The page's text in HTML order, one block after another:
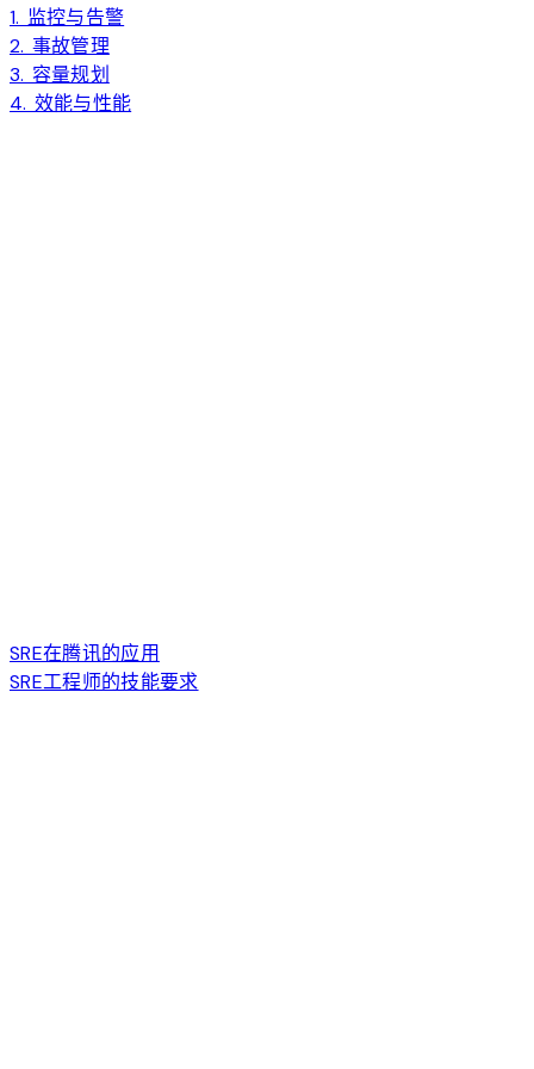
1. 监控与告警
2. 事故管理
3. 容量规划
4. 效能与性能
SRE在腾讯的应用
SRE工程师的技能要求